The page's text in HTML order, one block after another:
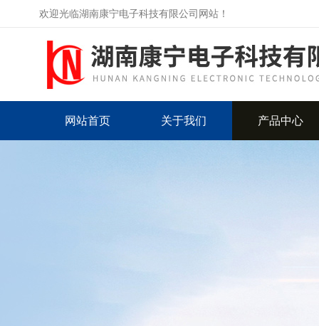
欢迎光临湖南康宁电子科技有限公司网站！
网站首页 关于我们 产品中心